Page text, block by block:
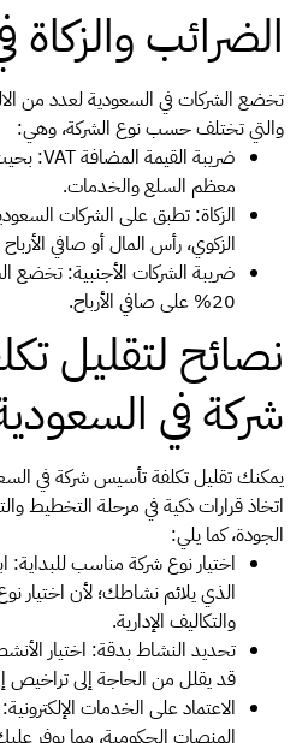
الضرائب
تخضع الشركات في السعودية لعدد من
والتي تختلف حسب نوع الشركة، وهي:
معظم السلع والخدمات.
الزكوي، رأس المال أو صافي
ضريبة الشركات الأجنبية: تخضع
20% على صافي الأرباح.
نصائح لتقليل
شركة في
يمكنك تقليل تكلفة تأسيس شركة في
اتخاذ قرارات ذكية في مرحلة التخطيط
الجودة، كما يلي:
اختيار نوع شركة مناسب للبداية:
الذي يلائم نشاطك؛ لأن اختيار
والتكاليف الإدارية.
تحديد النشاط بدقة: اختيار
قد يقلل من الحاجة إلى تراخيص
الاعتماد على الخدمات
المنصات الحكومية، مما يوفر